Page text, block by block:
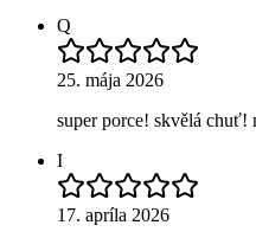
Q
25. mája 2026
super porce! skvělá chuť!
I
17. apríla 2026